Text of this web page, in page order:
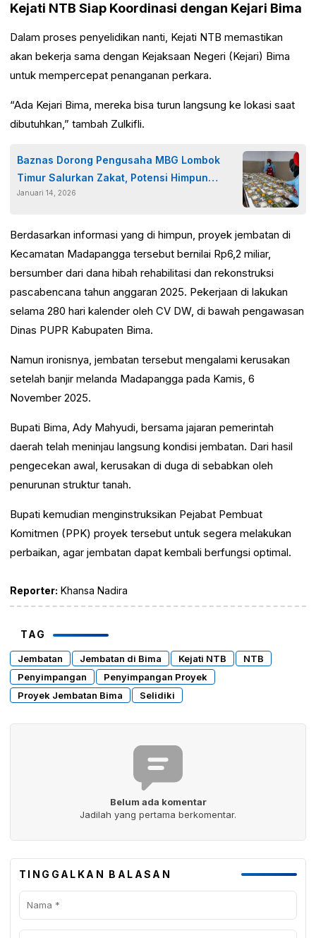
Kejati NTB Siap Koordinasi dengan Kejari Bima
Dalam proses penyelidikan nanti, Kejati NTB memastikan
akan bekerja sama dengan Kejaksaan Negeri (Kejari) Bima
untuk mempercepat penanganan perkara.
“Ada Kejari Bima, mereka bisa turun langsung ke lokasi saat
dibutuhkan,” tambah Zulkifli.
Baznas Dorong Pengusaha MBG Lombok
Timur Salurkan Zakat, Potensi Himpun
Rp260 Juta per Bulan
Januari 14, 2026
Berdasarkan informasi yang di himpun, proyek jembatan di
Kecamatan Madapangga tersebut bernilai Rp6,2 miliar,
bersumber dari dana hibah rehabilitasi dan rekonstruksi
pascabencana tahun anggaran 2025. Pekerjaan di lakukan
selama 280 hari kalender oleh CV DW, di bawah pengawasan
Dinas PUPR Kabupaten Bima.
Namun ironisnya, jembatan tersebut mengalami kerusakan
setelah banjir melanda Madapangga pada Kamis, 6
November 2025.
Bupati Bima, Ady Mahyudi, bersama jajaran pemerintah
daerah telah meninjau langsung kondisi jembatan. Dari hasil
pengecekan awal, kerusakan di duga di sebabkan oleh
penurunan struktur tanah.
Bupati kemudian menginstruksikan Pejabat Pembuat
Komitmen (PPK) proyek tersebut untuk segera melakukan
perbaikan, agar jembatan dapat kembali berfungsi optimal.
Reporter: Khansa Nadira
TAG
Jembatan Jembatan di Bima Kejati NTB
NTB
Penyimpangan
Penyimpangan Proyek
Proyek Jembatan Bima
Selidiki
Belum ada komentar
Jadilah yang pertama berkomentar.
TINGGALKAN BALASAN